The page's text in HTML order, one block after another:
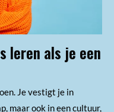
leren als je een
Je vestigt je in
maar ook in een cultuur,